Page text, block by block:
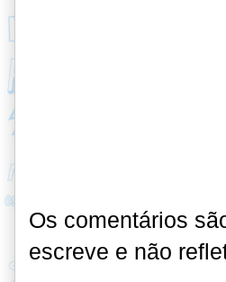
Os comentários
escreve e não